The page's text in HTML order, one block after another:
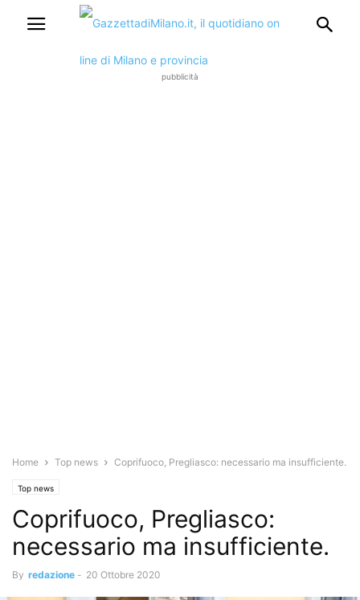
pubblicità
Home Top news Coprifuoco, Pregliasco: necessario ma insufficiente.
Top news
Coprifuoco, Pregliasco:
necessario ma insufficiente.
By redazione - 20 Ottobre 2020